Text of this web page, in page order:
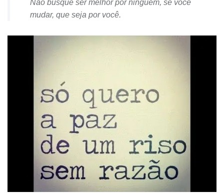
Não busque ser melhor por ninguém, se você
mudar, que seja por você.